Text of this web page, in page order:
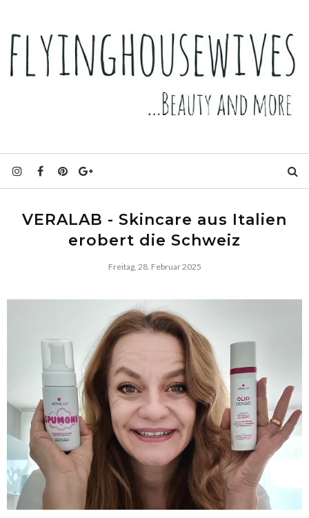
VERALAB - Skincare aus Italien
erobert die Schweiz
Freitag, 28. Februar 2025